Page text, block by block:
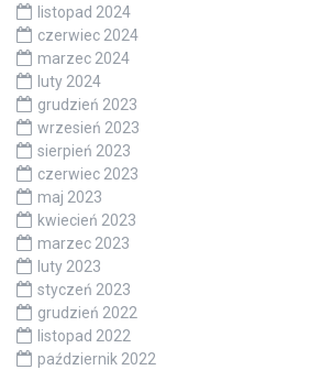
listopad 2024
czerwiec 2024
marzec 2024
luty 2024
grudzień 2023
wrzesień 2023
sierpień 2023
czerwiec 2023
maj 2023
kwiecień 2023
marzec 2023
luty 2023
styczeń 2023
grudzień 2022
listopad 2022
październik 2022